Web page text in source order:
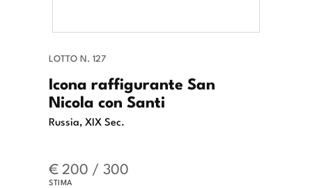
LOTTO N. 127
Icona raffigurante San
Nicola con Santi
Russia, XIX Sec.
€ 200 / 300
STIMA